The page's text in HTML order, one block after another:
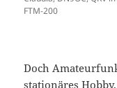
FTM-200
Doch
stationäres